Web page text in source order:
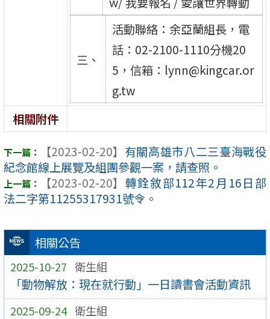
相關公告
2025-10-27 衛生組
「動物解放：現在就行動」一日讀書會活動資訊
2025-09-24 衛生組
三、
活動聯絡：余亞蘭組長，電
話：02-2100-1110分機20
5，信箱：lynn@kingcar.or
g.tw
相關附件
【2023-02-20】 有關高雄市八二三臺海戰役
紀念館線上展覽及組團參觀一案，請查照。
【2023-02-20】 轉銓敘部112年2月16日部
法二字第11255317931號令。